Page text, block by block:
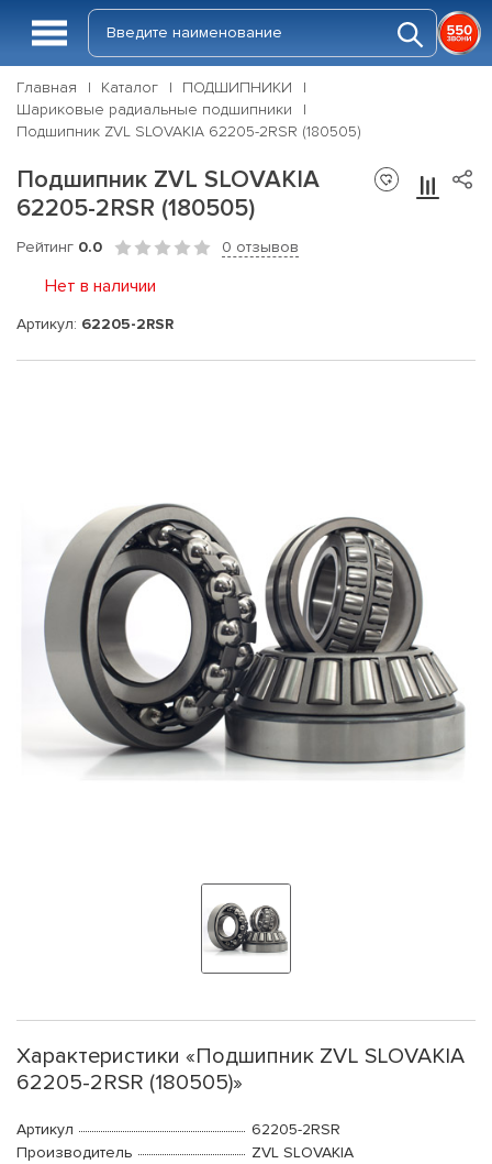
Главная Каталог
ПОДШИПНИКИ
Шариковые радиальные подшипники
Подшипник ZVL SLOVAKIA 62205-2RSR (180505)
Подшипник ZVL SLOVAKIA
62205-2RSR (180505)
Рейтинг 0.0 0 отзывов
Нет в наличии
Артикул: 62205-2RSR
Характеристики «Подшипник ZVL SLOVAKIA
62205-2RSR (180505)»
Артикул
62205-2RSR
Производитель
ZVL SLOVAKIA